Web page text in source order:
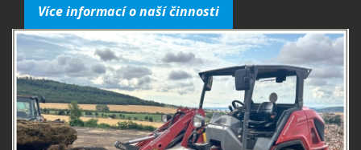
Více informací o naší činnosti